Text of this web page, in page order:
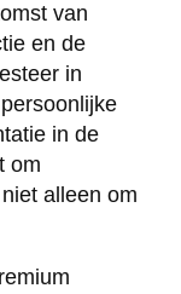
van
en de
in
in de
om
alleen om